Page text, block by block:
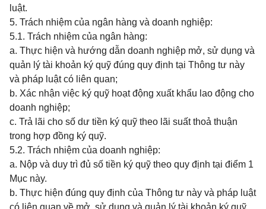
luật.
5. Trách nhiệm của ngân hàng và doanh nghiệp:
5.1. Trách nhiệm của ngân hàng:
a. Thực hiện và hướng dẫn doanh nghiệp mở, sử dụng và
quản lý tài khoản ký quỹ đúng quy định tại Thông tư này
và pháp luật có liên quan;
b. Xác nhận việc ký quỹ hoạt động xuất khẩu lao động cho
doanh nghiệp;
c. Trả lãi cho số dư tiền ký quỹ theo lãi suất thoả thuận
trong hợp đồng ký quỹ.
5.2. Trách nhiệm của doanh nghiệp:
a. Nộp và duy trì đủ số tiền ký quỹ theo quy định tại điểm 1
Mục này.
b. Thực hiện đúng quy định của Thông tư này và pháp luật